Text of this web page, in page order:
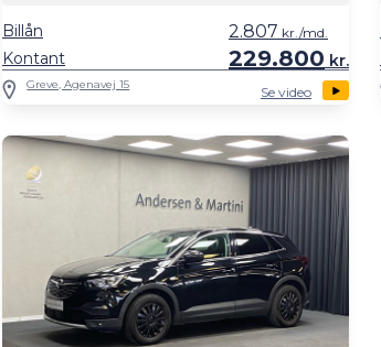
Kontant 229.800 kr.
Billån 2.807 kr./md.
Greve, Agenavej 15 Se video